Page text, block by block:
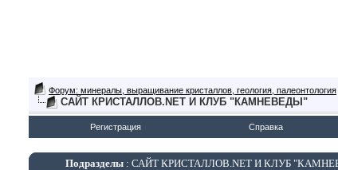
Форум: минералы, выращивание кристаллов, геология, палеонтология
САЙТ КРИСТАЛЛОВ.NET И КЛУБ "КАМНЕВЕДЫ"
Регистрация Справка
Подразделы : САЙТ КРИСТАЛЛОВ.NET И КЛУБ